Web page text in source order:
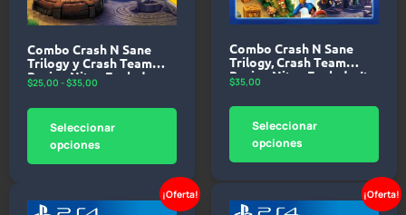
Combo Crash N Sane
Trilogy y Crash Team
Racing Nitro Fueled –
PlayStation 4
$25,00 -$35,00
Seleccionar
opciones
Combo Crash N Sane
Trilogy, Crash Team
Racing Nitro Fueled y Its
About Time –
PlayStation 4
$35,00
Seleccionar
opciones
¡Oferta! ¡Oferta!